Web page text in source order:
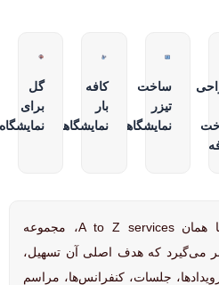
ساخت
تیزر
نمایشگاهی
کافه
بار
نمایشگاهی
گل
برای
نمایشگاه
سفارش خدمات تشریفات، یا همان A to Z services، مجموعه
بر می‌گیرد که هدف اصلی آن تسهیل،
جلسات، کنفرانس‌ها، مراسم